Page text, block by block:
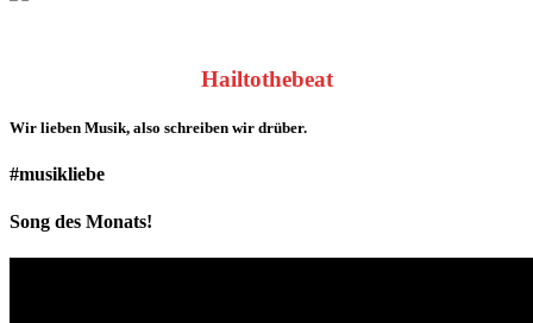
Hailtothebeat
Wir lieben Musik, also schreiben wir drüber.
#musikliebe
Song des Monats!